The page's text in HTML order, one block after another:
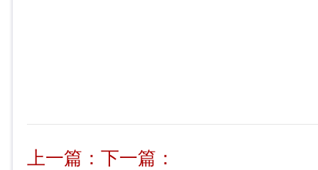
上一篇： 下一篇：